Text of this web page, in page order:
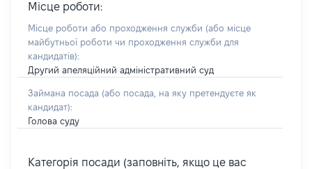
Місце роботи:
Місце роботи або проходження служби (або місце
майбутньої роботи чи проходження служби для
кандидатів):
Другий апеляційний адміністративний суд
Займана посада (або посада, на яку претендуєте як
кандидат):
Голова суду
Категорія посади (заповніть, якщо це вас